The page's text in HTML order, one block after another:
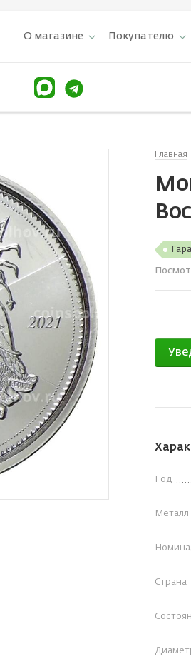
О магазине Покупателю
Главная
Год
Металл
Страна